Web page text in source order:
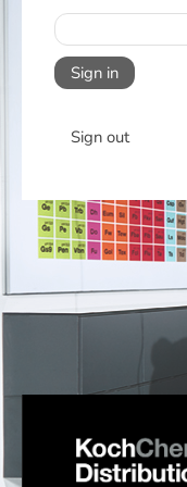
Sign in
Sign out